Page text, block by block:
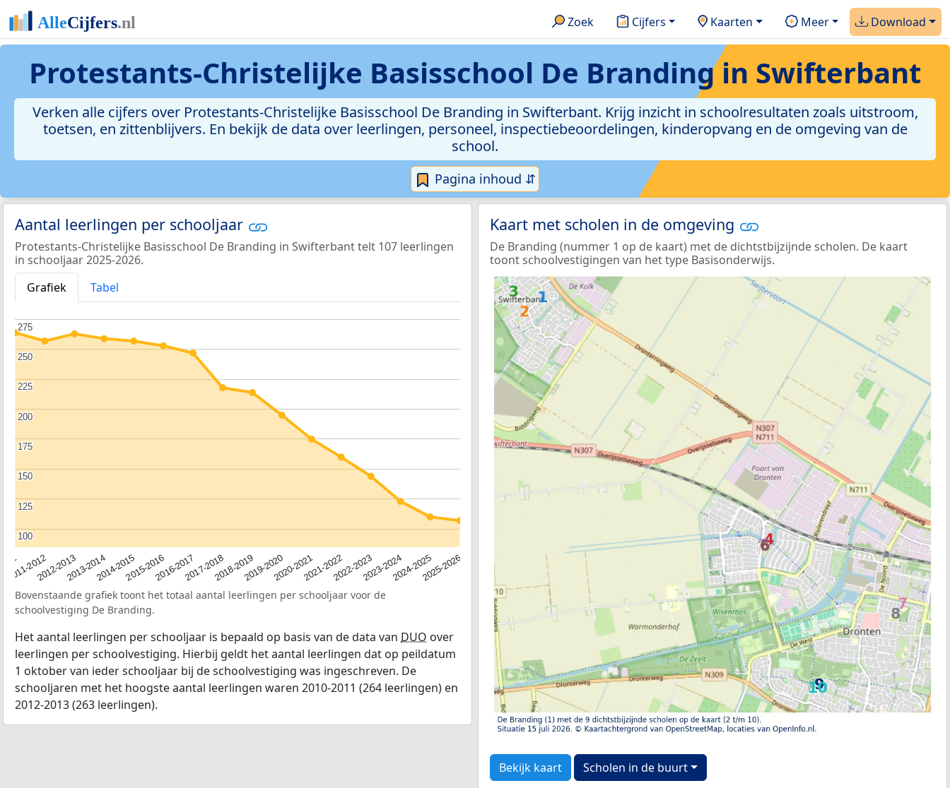
Zoek Cijfers Kaarten Meer Download
Protestants-Christelijke Basisschool De Branding in Swifterbant
Verken alle cijfers over Protestants-Christelijke Basisschool De Branding in Swifterbant. Krijg inzicht in schoolresultaten zoals uitstroom,
toetsen, en zittenblijvers. En bekijk de data over leerlingen, personeel, inspectiebeoordelingen, kinderopvang en de omgeving van de
school.
Pagina inhoud ⇵
Aantal leerlingen per schooljaar
Protestants-Christelijke Basisschool De Branding in Swifterbant telt 107 leerlingen
in schooljaar 2025-2026.
Grafiek
Tabel
2011-20122012-20132013-20142014-20152015-20162016-20172017-20182018-20192019-20202020-20212021-20222022-20232023-20242024-20252025-2026
100
100
125
125
150
150
175
175
200
200
225
225
250
250
275
275
Bovenstaande grafiek toont het totaal aantal leerlingen per schooljaar voor de
schoolvestiging De Branding.
Het aantal leerlingen per schooljaar is bepaald op basis van de data van DUO over
leerlingen per schoolvestiging. Hierbij geldt het aantal leerlingen dat op peildatum
1 oktober van ieder schooljaar bij de schoolvestiging was ingeschreven. De
schooljaren met het hoogste aantal leerlingen waren 2010-2011 (264 leerlingen) en
2012-2013 (263 leerlingen).
Kaart met scholen in de omgeving
De Branding (nummer 1 op de kaart) met de dichtstbijzijnde scholen. De kaart
toont schoolvestigingen van het type Basisonderwijs.
Bekijk kaart Scholen in de buurt